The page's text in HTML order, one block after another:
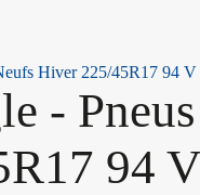
Hiver 225/45R17 94
-
94